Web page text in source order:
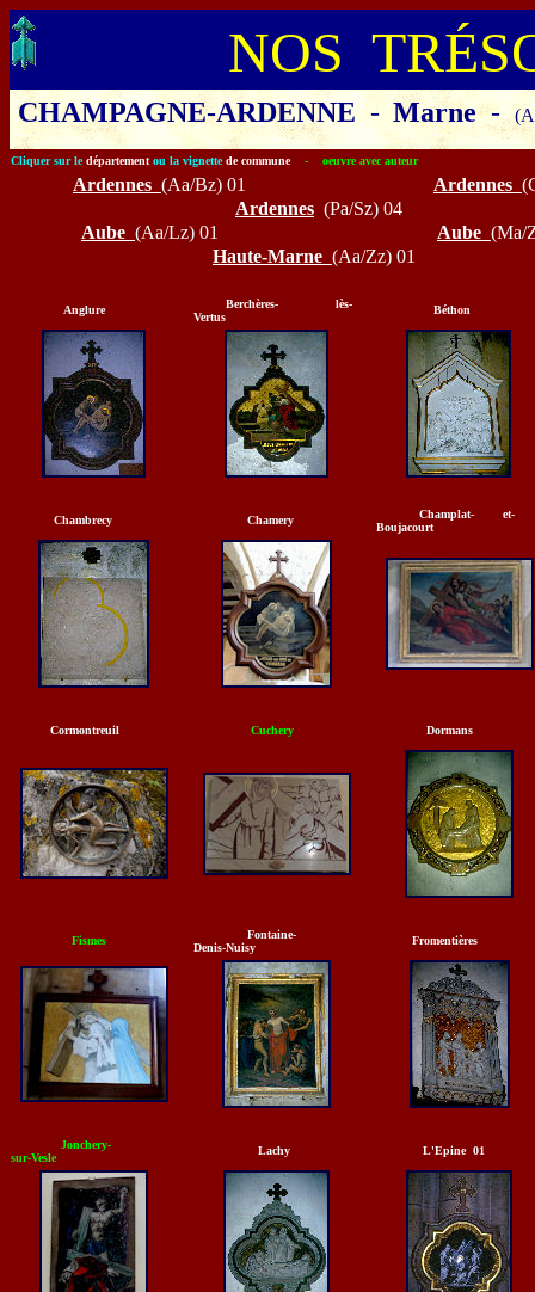
NOS
CHAMPAGNE-ARDENNE - Marne -
Cliquer sur le département ou la vignette de commune- oeuvre avec auteur
Ardennes (Aa/Bz) 01 Ardennes
Ardennes (Pa/Sz) 04
Aube (Aa/Lz) 01 Aube (Ma/
Haute-Marne (Aa/Zz) 01
Anglure
Berchères- lès-
Vertus
Béthon
Chambrecy Chamery
Champlat- et-
Boujacourt
Cormontreuil Cuchery Dormans
Fismes
Fontaine-
Denis-Nuisy
Fromentières
Jonchery-
sur-Vesle
Lachy L'Epine 01